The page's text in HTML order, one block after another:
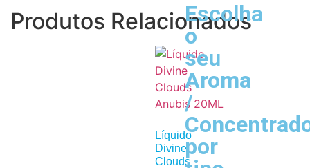
Escolha
o
seu
Aroma
/
por
Produtos Relacionados
Líquido
Divine
Clouds